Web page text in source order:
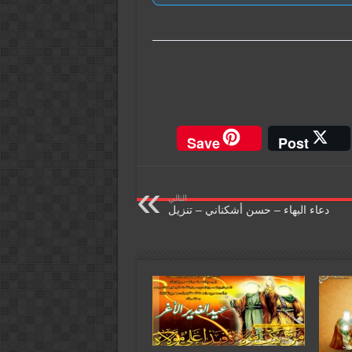
Post
Save
التالي
دعاء البهاء – حسن أشكناني – تنزيل